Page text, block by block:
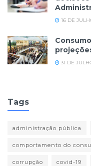
16 DE
31 DE
Tags
administração pública
comportamento do
corrupção covid-19